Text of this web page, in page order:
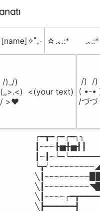
☆.｡.:*　　.｡
/)_/)
(,,>.<)  <(your text)
/ >❤️
/)  /)
( •-•
/づ
╭━┳━╭━╭━╮╮
┃┈┈┈┣▅╋▅┫┃
╲┣━━━━━━┫﻿